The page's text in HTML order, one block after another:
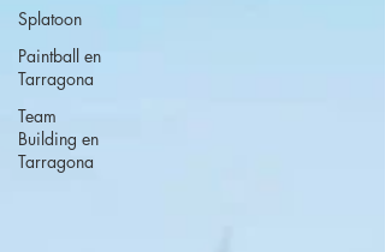
Splatoon
Paintball en
Tarragona
Team
Building en
Tarragona